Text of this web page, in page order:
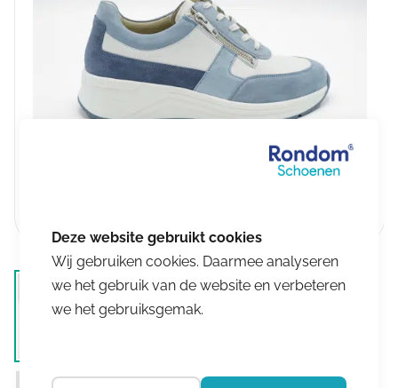
Wij gebruiken cookies. Daarmee analyseren
we het gebruik van de website en verbeteren
we het gebruiksgemak.